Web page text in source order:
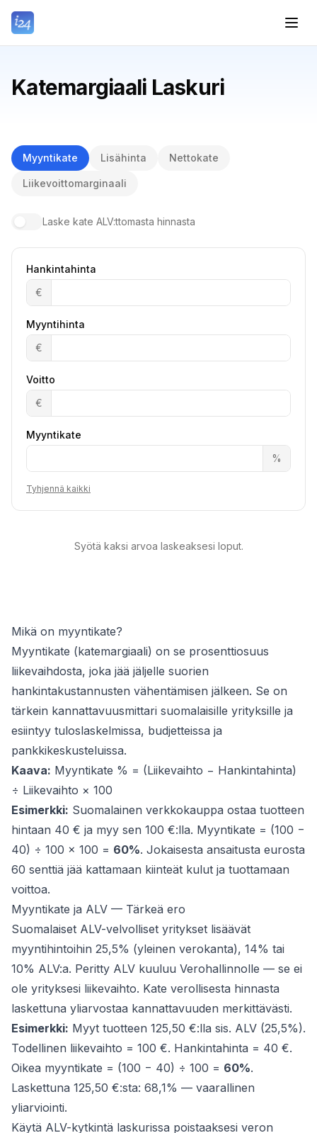
Katemargiaali Laskuri
Myyntikate Lisähinta Nettokate
Liikevoittomarginaali
Laske kate ALV:ttomasta hinnasta
Hankintahinta
€
Myyntihinta
€
Voitto
€
Myyntikate
%
Tyhjennä kaikki
Syötä kaksi arvoa laskeaksesi loput.
Mikä on myyntikate?
Myyntikate (katemargiaali) on se prosenttiosuus
liikevaihdosta, joka jää jäljelle suorien
hankintakustannusten vähentämisen jälkeen. Se on
tärkein kannattavuusmittari suomalaisille yrityksille ja
esiintyy tuloslaskelmissa, budjetteissa ja
pankkikeskusteluissa.
Kaava: Myyntikate % = (Liikevaihto − Hankintahinta)
÷ Liikevaihto × 100
Esimerkki: Suomalainen verkkokauppa ostaa tuotteen
hintaan 40 € ja myy sen 100 €:lla. Myyntikate = (100 −
40) ÷ 100 × 100 = 60%. Jokaisesta ansaitusta eurosta
60 senttiä jää kattamaan kiinteät kulut ja tuottamaan
voittoa.
Myyntikate ja ALV — Tärkeä ero
Suomalaiset ALV-velvolliset yritykset lisäävät
myyntihintoihin 25,5% (yleinen verokanta), 14% tai
10% ALV:a. Peritty ALV kuuluu Verohallinnolle — se ei
ole yrityksesi liikevaihto. Kate verollisesta hinnasta
laskettuna yliarvostaa kannattavuuden merkittävästi.
Esimerkki: Myyt tuotteen 125,50 €:lla sis. ALV (25,5%).
Todellinen liikevaihto = 100 €. Hankintahinta = 40 €.
Oikea myyntikate = (100 − 40) ÷ 100 = 60%.
Laskettuna 125,50 €:sta: 68,1% — vaarallinen
yliarviointi.
Käytä ALV-kytkintä laskurissa poistaaksesi veron